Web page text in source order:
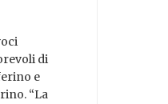
di
e
“La